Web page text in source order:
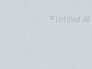
© Untitled.